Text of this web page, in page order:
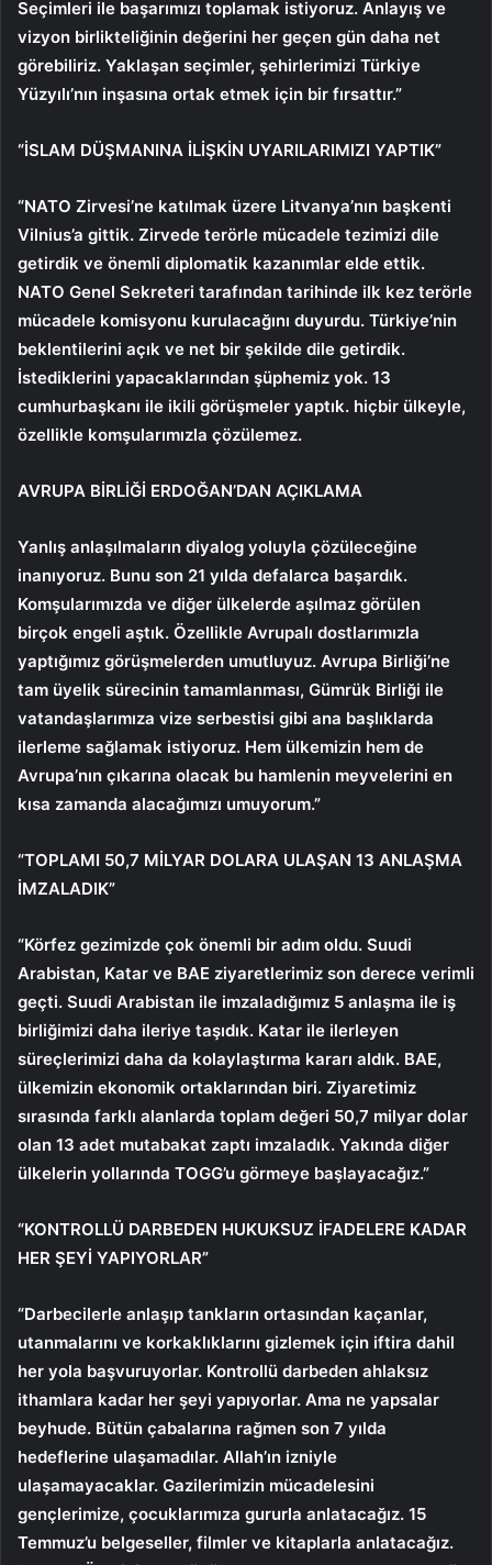
Seçimleri ile başarımızı toplamak istiyoruz. Anlayış ve
vizyon birlikteliğinin değerini her geçen gün daha net
görebiliriz. Yaklaşan seçimler, şehirlerimizi Türkiye
Yüzyılı’nın inşasına ortak etmek için bir fırsattır.”
“İSLAM DÜŞMANINA İLİŞKİN UYARILARIMIZI YAPTIK”
“NATO Zirvesi’ne katılmak üzere Litvanya’nın başkenti
Vilnius’a gittik. Zirvede terörle mücadele tezimizi dile
getirdik ve önemli diplomatik kazanımlar elde ettik.
NATO Genel Sekreteri tarafından tarihinde ilk kez terörle
mücadele komisyonu kurulacağını duyurdu. Türkiye’nin
beklentilerini açık ve net bir şekilde dile getirdik.
İstediklerini yapacaklarından şüphemiz yok. 13
cumhurbaşkanı ile ikili görüşmeler yaptık. hiçbir ülkeyle,
özellikle komşularımızla çözülemez.
AVRUPA BİRLİĞİ ERDOĞAN’DAN AÇIKLAMA
Yanlış anlaşılmaların diyalog yoluyla çözüleceğine
inanıyoruz. Bunu son 21 yılda defalarca başardık.
Komşularımızda ve diğer ülkelerde aşılmaz görülen
birçok engeli aştık. Özellikle Avrupalı ​​dostlarımızla
yaptığımız görüşmelerden umutluyuz. Avrupa Birliği’ne
tam üyelik sürecinin tamamlanması, Gümrük Birliği ile
vatandaşlarımıza vize serbestisi gibi ana başlıklarda
ilerleme sağlamak istiyoruz. Hem ülkemizin hem de
Avrupa’nın çıkarına olacak bu hamlenin meyvelerini en
kısa zamanda alacağımızı umuyorum.”
“TOPLAMI 50,7 MİLYAR DOLARA ULAŞAN 13 ANLAŞMA
İMZALADIK”
“Körfez gezimizde çok önemli bir adım oldu. Suudi
Arabistan, Katar ve BAE ziyaretlerimiz son derece verimli
geçti. Suudi Arabistan ile imzaladığımız 5 anlaşma ile iş
birliğimizi daha ileriye taşıdık. Katar ile ilerleyen
süreçlerimizi daha da kolaylaştırma kararı aldık. BAE,
ülkemizin ekonomik ortaklarından biri. Ziyaretimiz
sırasında farklı alanlarda toplam değeri 50,7 milyar dolar
olan 13 adet mutabakat zaptı imzaladık. Yakında diğer
ülkelerin yollarında TOGG’u görmeye başlayacağız.”
“KONTROLLÜ DARBEDEN HUKUKSUZ İFADELERE KADAR
HER ŞEYİ YAPIYORLAR”
“Darbecilerle anlaşıp tankların ortasından kaçanlar,
utanmalarını ve korkaklıklarını gizlemek için iftira dahil
her yola başvuruyorlar. Kontrollü darbeden ahlaksız
ithamlara kadar her şeyi yapıyorlar. Ama ne yapsalar
beyhude. Bütün çabalarına rağmen son 7 yılda
hedeflerine ulaşamadılar. Allah’ın izniyle
ulaşamayacaklar. Gazilerimizin mücadelesini
gençlerimize, çocuklarımıza gururla anlatacağız. 15
Temmuz’u belgeseller, filmler ve kitaplarla anlatacağız.